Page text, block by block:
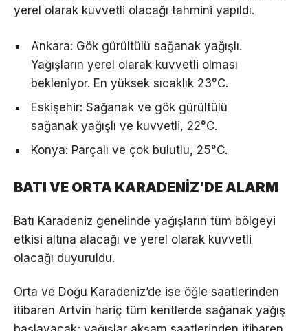
yerel olarak kuvvetli olacağı tahmini yapıldı.
Ankara: Gök gürültülü sağanak yağışlı.
Yağışların yerel olarak kuvvetli olması
bekleniyor. En yüksek sıcaklık 23°C.
Eskişehir: Sağanak ve gök gürültülü
sağanak yağışlı ve kuvvetli, 22°C.
Konya: Parçalı ve çok bulutlu, 25°C.
BATI VE ORTA KARADENİZ’DE ALARM
Batı Karadeniz genelinde yağışların tüm bölgeyi
etkisi altına alacağı ve yerel olarak kuvvetli
olacağı duyuruldu.
Orta ve Doğu Karadeniz’de ise öğle saatlerinden
itibaren Artvin hariç tüm kentlerde sağanak yağış